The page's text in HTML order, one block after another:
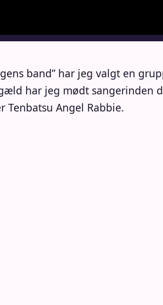
band” har jeg valgt en
har jeg mødt sangerinden
Angel Rabbie.